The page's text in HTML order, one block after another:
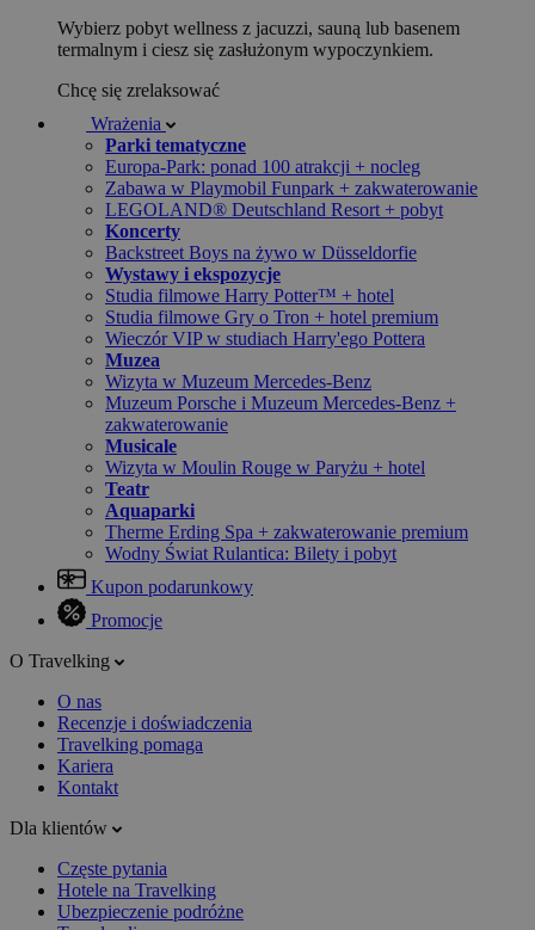
Wybierz pobyt wellness z jacuzzi, sauną lub basenem
termalnym i ciesz się zasłużonym wypoczynkiem.
Chcę się zrelaksować
Wrażenia
Parki tematyczne
Europa-Park: ponad 100 atrakcji + nocleg
Zabawa w Playmobil Funpark + zakwaterowanie
LEGOLAND® Deutschland Resort + pobyt
Koncerty
Backstreet Boys na żywo w Düsseldorfie
Wystawy i ekspozycje
Studia filmowe Harry Potter™ + hotel
Studia filmowe Gry o Tron + hotel premium
Wieczór VIP w studiach Harry'ego Pottera
Muzea
Wizyta w Muzeum Mercedes-Benz
Muzeum Porsche i Muzeum Mercedes-Benz +
zakwaterowanie
Musicale
Wizyta w Moulin Rouge w Paryżu + hotel
Teatr
Aquaparki
Therme Erding Spa + zakwaterowanie premium
Wodny Świat Rulantica: Bilety i pobyt
Kupon podarunkowy
Promocje
O Travelking
O nas
Recenzje i doświadczenia
Travelking pomaga
Kariera
Kontakt
Dla klientów
Częste pytania
Hotele na Travelking
Ubezpieczenie podróżne